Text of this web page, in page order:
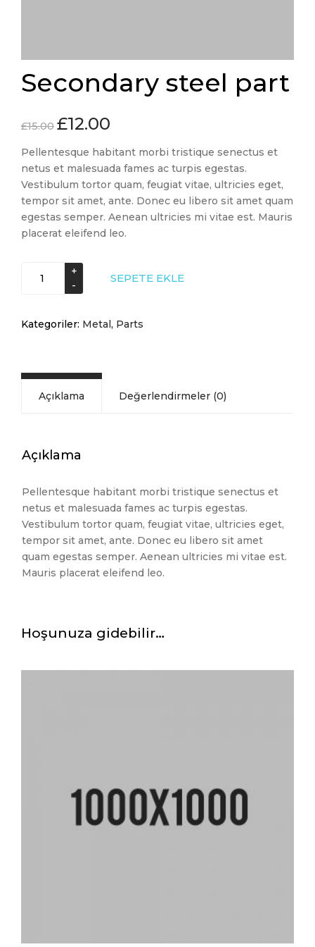
Secondary steel part
£15.00 £12.00
Pellentesque habitant morbi tristique senectus et
netus et malesuada fames ac turpis egestas.
Vestibulum tortor quam, feugiat vitae, ultricies eget,
tempor sit amet, ante. Donec eu libero sit amet quam
egestas semper. Aenean ultricies mi vitae est. Mauris
placerat eleifend leo.
Secondary
steel
SEPETE EKLE
Kategoriler: Metal, Parts
Açıklama Değerlendirmeler (0)
Açıklama
Pellentesque habitant morbi tristique senectus et
netus et malesuada fames ac turpis egestas.
Vestibulum tortor quam, feugiat vitae, ultricies eget,
tempor sit amet, ante. Donec eu libero sit amet
quam egestas semper. Aenean ultricies mi vitae est.
Mauris placerat eleifend leo.
Hoşunuza gidebilir…